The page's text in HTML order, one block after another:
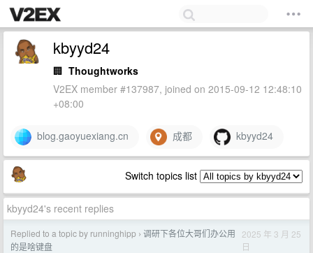
kbyyd24
🏢 Thoughtworks
V2EX member #137987, joined on 2015-09-12 12:48:10
+08:00
blog.gaoyuexiang.cn 成都 kbyyd24
Switch topics list
kbyyd24's recent replies
Replied to a topic by runninghipp › 调研下各位大哥们办公用
的是啥键盘
2025 年 3 月 25
日